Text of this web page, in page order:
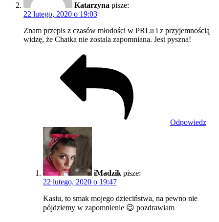
Katarzyna pisze:
22 lutego, 2020 o 19:03
Znam przepis z czasów młodości w PRLu i z przyjemnością
widzę, że Chatka nie zostala zapomniana. Jest pyszna!
Odpowiedz
iMadzik pisze:
22 lutego, 2020 o 19:47
Kasiu, to smak mojego dzieciństwa, na pewno nie
pójdziemy w zapomnienie 😉 pozdrawiam